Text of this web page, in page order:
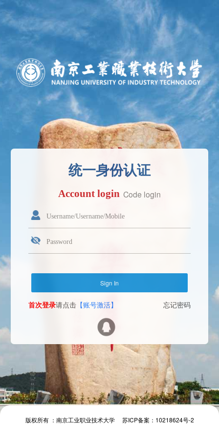
统一身份认证
Account login Code login
首次登录请点击 【账号激活】 忘记密码
Send verification code
The camera will be turned on soon. Please pay attention to your privacy
微信扫一扫
首次登录请点击【账号激活】 忘记密码
版权所有 ：南京工业职业技术大学 苏ICP备案：10218624号-2